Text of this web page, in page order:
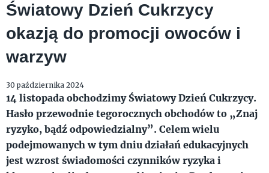
Światowy Dzień Cukrzycy
okazją do promocji owoców i
warzyw
30 października 2024
14 listopada obchodzimy Światowy Dzień Cukrzycy.
Hasło przewodnie tegorocznych obchodów to „Znaj
ryzyko, bądź odpowiedzialny”. Celem wielu
podejmowanych w tym dniu działań edukacyjnych
jest wzrost świadomości czynników ryzyka i